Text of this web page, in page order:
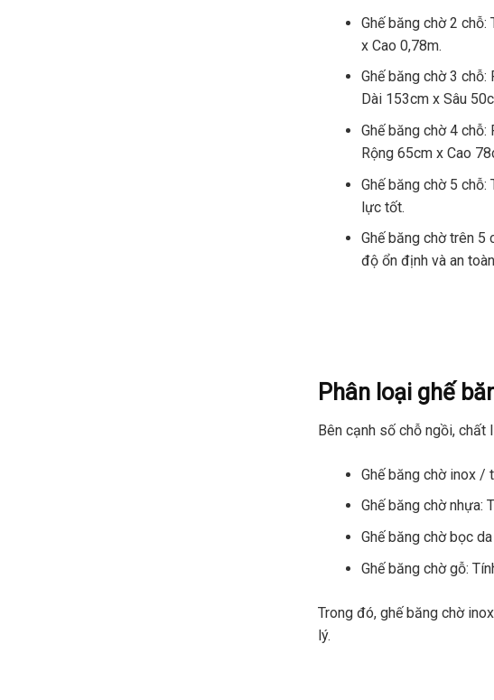
Ghế băng chờ 2
x Cao 0,78m.
Ghế băng chờ 3
Dài 153cm x Sâu
Ghế băng chờ 4
Rộng 65cm x Cao
Ghế băng chờ 5
lực tốt.
Ghế băng chờ trên
độ ổn định và an
Phân loại ghế
Bên cạnh số chỗ ngồi, chất
Ghế băng chờ inox /
Ghế băng chờ nhựa:
Ghế băng chờ bọc
Ghế băng chờ gỗ:
Trong đó, ghế băng chờ
lý.